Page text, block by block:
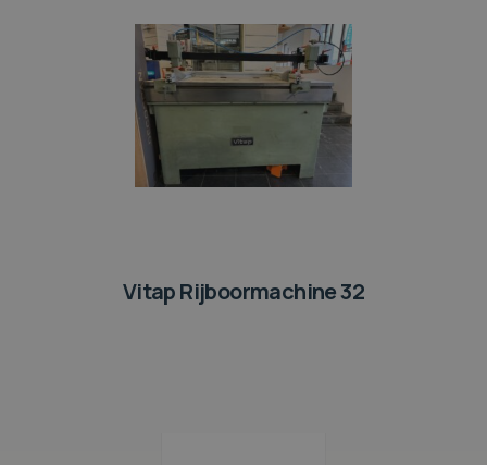
Vitap Rijboormachine 32